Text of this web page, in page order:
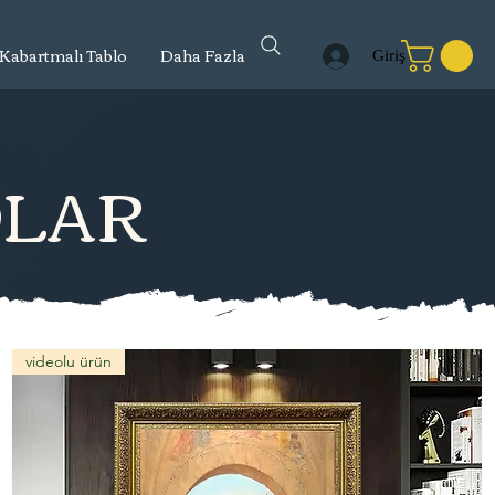
Tablo Daha Fazla Giriş
videolu ürün